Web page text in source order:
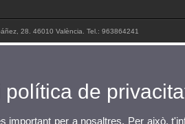
28. 46010 València. Tel.: 963864241
política de
important per a nosaltres. Per això,